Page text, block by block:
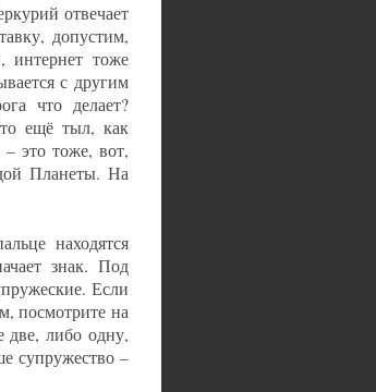
отвечает
допустим,
интернет тоже
с другим
что делает?
ещё тыл, как
это тоже, вот,
Планеты. На
находятся
знак. Под
Если
посмотрите на
две, либо одну,
супружество –